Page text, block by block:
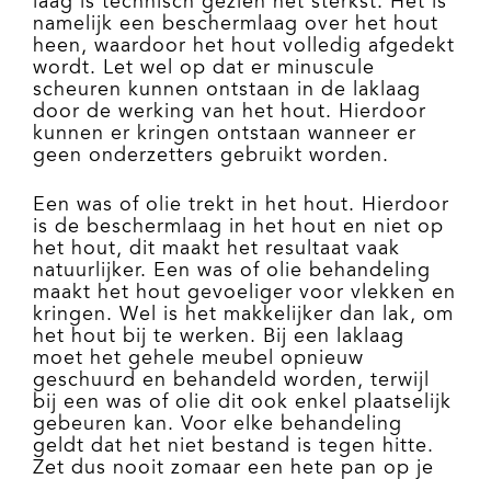
namelijk een beschermlaag over het hout
heen, waardoor het hout volledig afgedekt
wordt. Let wel op dat er minuscule
scheuren kunnen ontstaan in de laklaag
door de werking van het hout. Hierdoor
kunnen er kringen ontstaan wanneer er
geen onderzetters gebruikt worden.
Een was of olie trekt in het hout. Hierdoor
is de beschermlaag in het hout en niet op
het hout, dit maakt het resultaat vaak
natuurlijker. Een was of olie behandeling
maakt het hout gevoeliger voor vlekken en
kringen. Wel is het makkelijker dan lak, om
het hout bij te werken. Bij een laklaag
moet het gehele meubel opnieuw
geschuurd en behandeld worden, terwijl
bij een was of olie dit ook enkel plaatselijk
gebeuren kan. Voor elke behandeling
geldt dat het niet bestand is tegen hitte.
Zet dus nooit zomaar een hete pan op je